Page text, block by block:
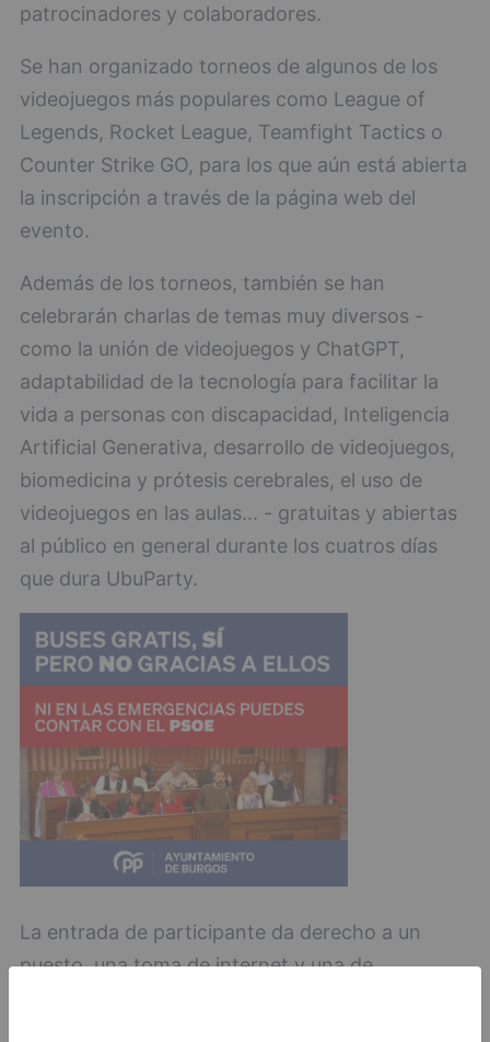
patrocinadores y colaboradores.
Se han organizado torneos de algunos de los
videojuegos más populares como League of
Legends, Rocket League, Teamfight Tactics o
Counter Strike GO, para los que aún está abierta
la inscripción a través de la página web del
evento.
Además de los torneos, también se han
celebrarán charlas de temas muy diversos -
como la unión de videojuegos y ChatGPT,
adaptabilidad de la tecnología para facilitar la
vida a personas con discapacidad, Inteligencia
Artificial Generativa, desarrollo de videojuegos,
biomedicina y prótesis cerebrales, el uso de
videojuegos en las aulas... - gratuitas y abiertas
al público en general durante los cuatros días
que dura UbuParty.
La entrada de participante da derecho a un
puesto, una toma de internet y una de